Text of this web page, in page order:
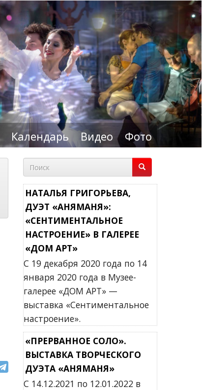
Календарь Видео Фото
Форма
поиска
Поиск
НАТАЛЬЯ ГРИГОРЬЕВА,
ДУЭТ «АНЯМАНЯ»:
«СЕНТИМЕНТАЛЬНОЕ
НАСТРОЕНИЕ» В ГАЛЕРЕЕ
«ДОМ АРТ»
С 19 декабря 2020 года по 14
января 2020 года в Музее-
галерее «ДОМ АРТ» —
выставка «Сентиментальное
настроение».
«ПРЕРВАННОЕ СОЛО».
ВЫСТАВКА ТВОРЧЕСКОГО
ДУЭТА «АНЯМАНЯ»
С 14.12.2021 по 12.01.2022 в